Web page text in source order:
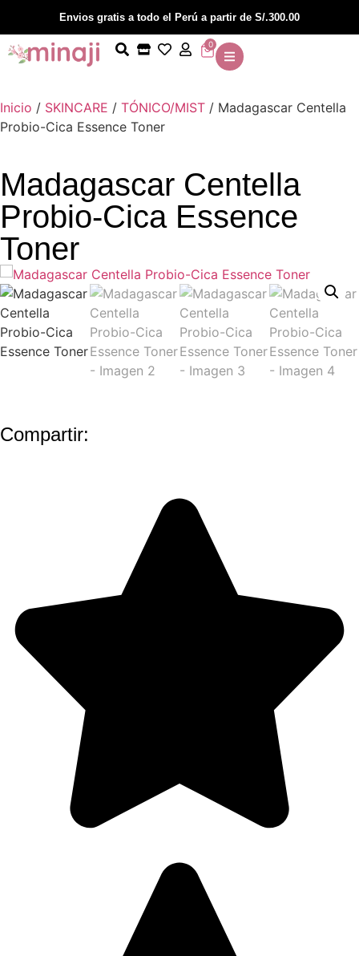
Envios gratis a todo el Perú a partir de S/.300.00
0
Inicio / SKINCARE / TÓNICO/MIST / Madagascar Centella
Probio-Cica Essence Toner
Madagascar Centella
Probio-Cica Essence
Toner
Compartir: